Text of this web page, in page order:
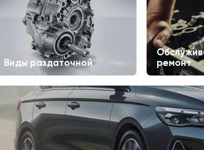
Виды раздаточной
ремонт